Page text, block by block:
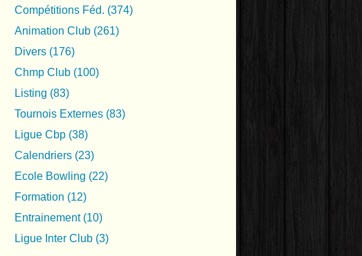
Compétitions Féd. (374)
Animation Club (261)
Divers (176)
Chmp Club (100)
Listing (83)
Tournois Externes (83)
Ligue Cbp (38)
Calendriers (23)
Ecole Bowling (22)
Formation (12)
Entrainement(10)
Ligue Inter Club (3)